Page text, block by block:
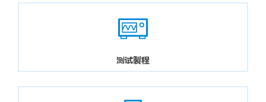
测试製程